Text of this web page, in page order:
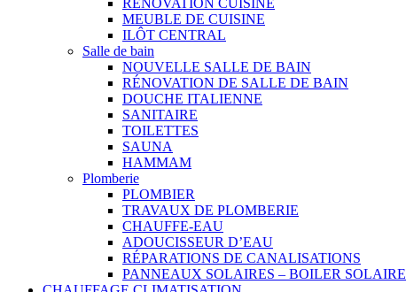
RÉNOVATION CUISINE
MEUBLE DE CUISINE
ILÔT CENTRAL
Salle de bain
NOUVELLE SALLE DE BAIN
RÉNOVATION DE SALLE DE BAIN
DOUCHE ITALIENNE
SANITAIRE
TOILETTES
SAUNA
HAMMAM
Plomberie
PLOMBIER
TRAVAUX DE PLOMBERIE
CHAUFFE-EAU
ADOUCISSEUR D’EAU
RÉPARATIONS DE CANALISATIONS
PANNEAUX SOLAIRES – BOILER SOLAIRE